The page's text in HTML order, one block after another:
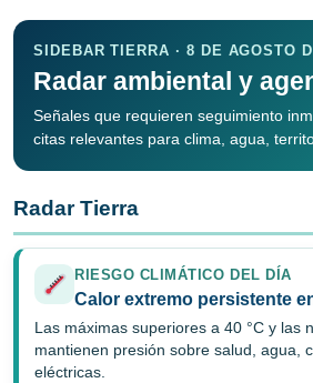
SIDEBAR TIERRA · 8 DE AGOSTO
Radar ambiental y
Señales que requieren seguimiento
citas relevantes para clima, agua,
Radar Tierra
RIESGO CLIMÁTICO DEL DÍA
Calor extremo persistente
Las máximas superiores a 40 °C y las
mantienen presión sobre salud, agua,
eléctricas.